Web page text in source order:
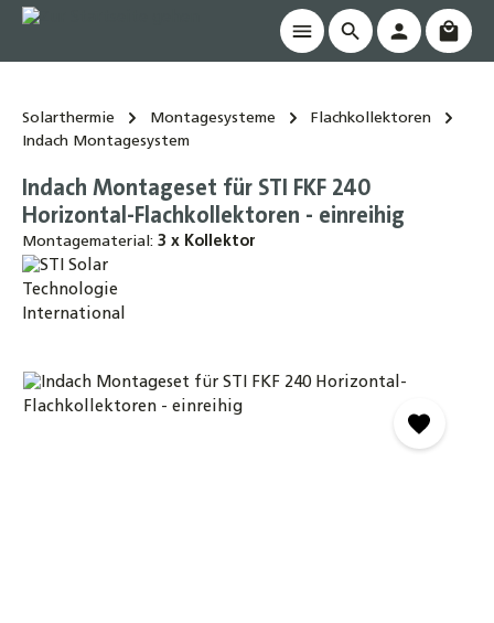
springen
Solarthermie Montagesysteme
Flachkollektoren
Indach Montagesystem
Indach Montageset für STI FKF 240
Horizontal-Flachkollektoren - einreihig
Montagematerial: 3 x Kollektor
Bildergalerie überspringen